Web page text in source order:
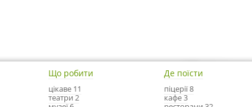
Що робити
цікаве 11
театри 2
Де поїсти
піцерії 8
кафе 3